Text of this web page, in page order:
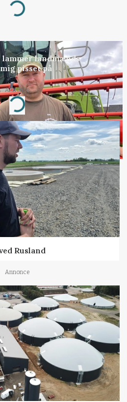
Loading...
lammer landmænds
pisset på
Annonce
Loading...
Rusland
Annonce